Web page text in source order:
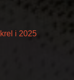
i 2025